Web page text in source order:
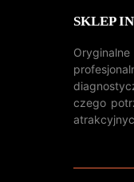
SKLEP
czego